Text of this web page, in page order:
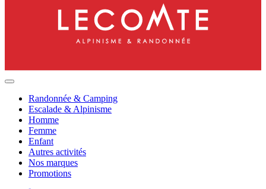
Randonnée & Camping
Escalade & Alpinisme
Homme
Femme
Enfant
Autres activités
Nos marques
Promotions